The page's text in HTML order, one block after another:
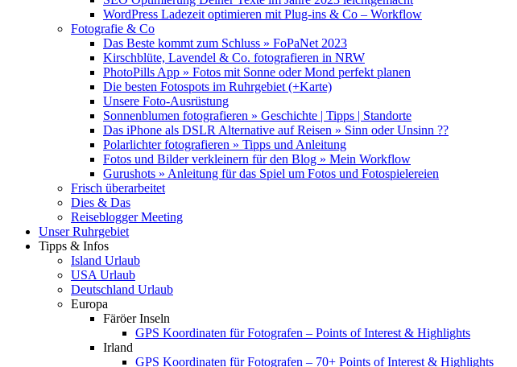
WordPress Ladezeit optimieren mit Plug-ins & Co – Workflow
Fotografie & Co
Das Beste kommt zum Schluss » FoPaNet 2023
Kirschblüte, Lavendel & Co. fotografieren in NRW
PhotoPills App » Fotos mit Sonne oder Mond perfekt planen
Die besten Fotospots im Ruhrgebiet (+Karte)
Unsere Foto-Ausrüstung
Sonnenblumen fotografieren » Geschichte | Tipps | Standorte
Das iPhone als DSLR Alternative auf Reisen » Sinn oder Unsinn ??
Polarlichter fotografieren » Tipps und Anleitung
Fotos und Bilder verkleinern für den Blog » Mein Workflow
Gurushots » Anleitung für das Spiel um Fotos und Fotospielereien
Frisch überarbeitet
Dies & Das
Reiseblogger Meeting
Unser Ruhrgebiet
Tipps & Infos
Island Urlaub
USA Urlaub
Deutschland Urlaub
Europa
Färöer Inseln
GPS Koordinaten für Fotografen – Points of Interest & Highlights
Irland
GPS Koordinaten für Fotografen – 70+ Points of Interest & Highlights